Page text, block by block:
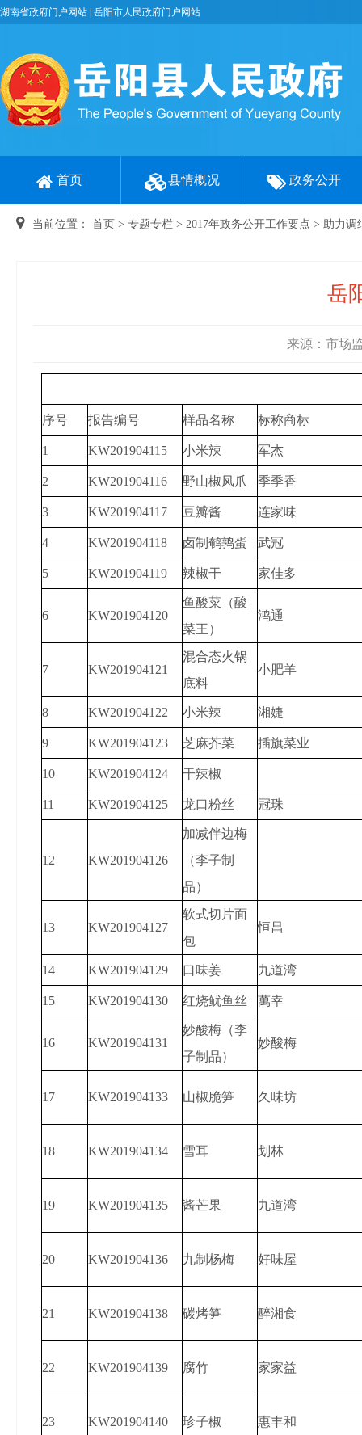
湖南省政府门户网站 岳阳市人民政府门户网站
首页 县情概况 政务公开
当前位置： 首页 > 专题专栏 > 2017年政务公开工作要点 > 助力调
岳
来源：市场
序号 报告编号 样品名称 标称商标
1 KW201904115 小米辣 军杰
2 KW201904116 野山椒凤爪 季季香
3 KW201904117 豆瓣酱 连家味
4 KW201904118 卤制鹌鹑蛋 武冠
5 KW201904119 辣椒干 家佳多
6 KW201904120
鱼酸菜（酸
菜王）
鸿通
7 KW201904121
混合态火锅
底料
小肥羊
8 KW201904122 小米辣 湘婕
9 KW201904123 芝麻芥菜 插旗菜业
10 KW201904124 干辣椒
11 KW201904125 龙口粉丝 冠珠
12 KW201904126
加减伴边梅
（李子制
品）
13 KW201904127
软式切片面
包
恒昌
14 KW201904129 口味姜 九道湾
15 KW201904130 红烧鱿鱼丝 萬幸
16 KW201904131
妙酸梅（李
子制品）
妙酸梅
17 KW201904133 山椒脆笋 久味坊
18 KW201904134 雪耳 划林
19 KW201904135 酱芒果 九道湾
20 KW201904136 九制杨梅 好味屋
21 KW201904138 碳烤笋 醉湘食
22 KW201904139 腐竹 家家益
23 KW201904140 珍子椒 惠丰和